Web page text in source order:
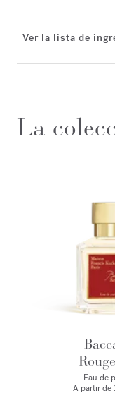
Ver la lista de
La
Eau de
A partir de